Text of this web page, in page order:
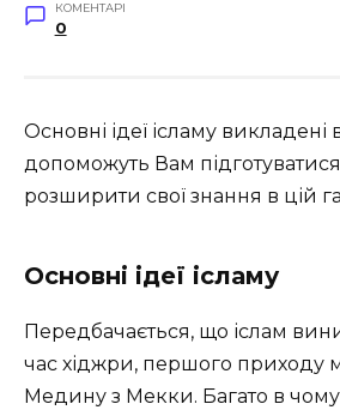
КОМЕНТАРІ
0
Основні ідеї ісламу викладені в
допоможуть Вам підготуватися
розширити свої знання в цій
Основні ідеї ісламу
Передбачається, що іслам
час хіджри, першого приходу
Медину з Мекки. Багато в чому